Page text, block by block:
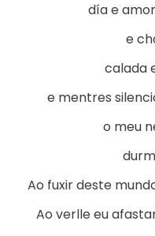
día e
e
calada
e mentres
o meu
Ao fuxir deste
Ao verlle eu